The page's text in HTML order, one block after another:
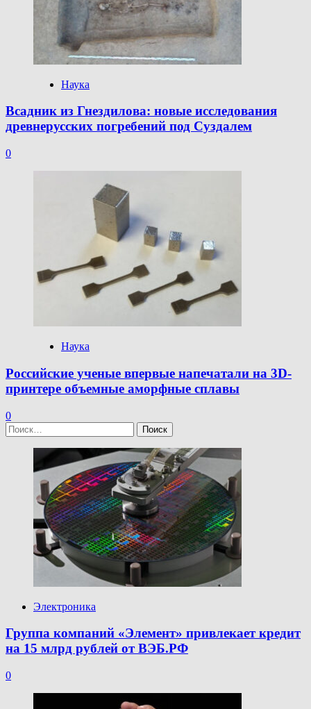
Наука
Всадник из Гнездилова: новые исследования
древнерусских погребений под Суздалем
0
Наука
Российские ученые впервые напечатали на 3D-
принтере объемные аморфные сплавы
0
Найти:
Электроника
Группа компаний «Элемент» привлекает кредит
на 15 млрд рублей от ВЭБ.РФ
0